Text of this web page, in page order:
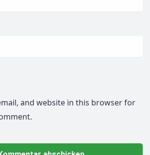
and website in this browser for